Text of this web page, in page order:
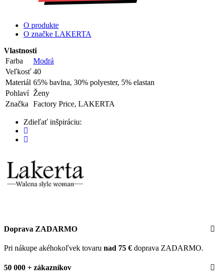
O produkte
O značke LAKERTA
Vlastnosti
Farba
Modrá
Veľkosť 40
Materiál 65% bavlna, 30% polyester, 5% elastan
Pohlaví Ženy
Značka
Factory Price, LAKERTA
Zdieľať inšpiráciu:
Doprava ZADARMO
Pri nákupe akéhokoľvek tovaru nad 75 € doprava ZADARMO.
50 000 + zákazníkov